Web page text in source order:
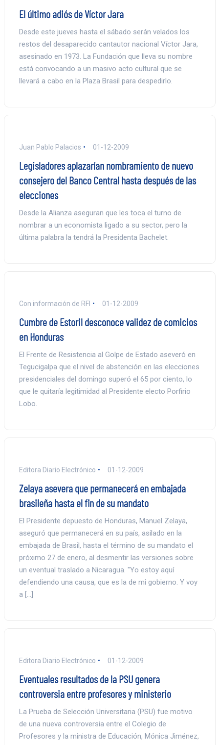
El último adiós de Víctor Jara
Desde este jueves hasta el sábado serán velados los
restos del desaparecido cantautor nacional Víctor Jara,
asesinado en 1973. La Fundación que lleva su nombre
está convocando a un masivo acto cultural que se
llevará a cabo en la Plaza Brasil para despedirlo.
Juan Pablo Palacios 01-12-2009
Legisladores aplazarían nombramiento de nuevo
consejero del Banco Central hasta después de las
elecciones
Desde la Alianza aseguran que les toca el turno de
nombrar a un economista ligado a su sector, pero la
última palabra la tendrá la Presidenta Bachelet.
Con información de RFI 01-12-2009
Cumbre de Estoril desconoce validez de comicios
en Honduras
El Frente de Resistencia al Golpe de Estado aseveró en
Tegucigalpa que el nivel de abstención en las elecciones
presidenciales del domingo superó el 65 por ciento, lo
que le quitaría legitimidad al Presidente electo Porfirio
Lobo.
Editora Diario Electrónico 01-12-2009
Zelaya asevera que permanecerá en embajada
brasileña hasta el fin de su mandato
El Presidente depuesto de Honduras, Manuel Zelaya,
aseguró que permanecerá en su país, asilado en la
embajada de Brasil, hasta el término de su mandato el
próximo 27 de enero, al desmentir las versiones sobre
un eventual traslado a Nicaragua. "Yo estoy aquí
defendiendo una causa, que es la de mi gobierno. Y voy
a […]
Editora Diario Electrónico 01-12-2009
Eventuales resultados de la PSU genera
controversia entre profesores y ministerio
La Prueba de Selección Universitaria (PSU) fue motivo
de una nueva controversia entre el Colegio de
Profesores y la ministra de Educación, Mónica Jiménez,